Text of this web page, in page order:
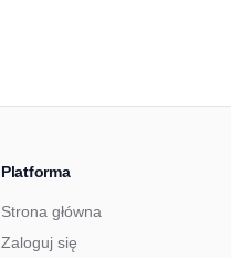
Platforma
Strona główna
Zaloguj się